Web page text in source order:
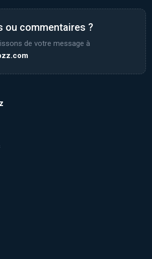
ou commentaires ?
de votre message à